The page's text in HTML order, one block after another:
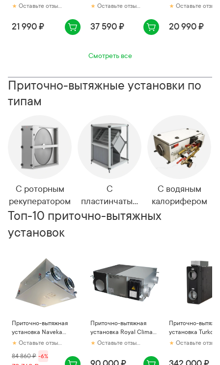
установка Ballu ONEAIR
Оставьте отзыв первым
21 990 ₽
установка Ballu ONEAIR
Оставьте отзыв первым
37 590 ₽
установка Royal
Оставьте отзыв первым
20 990 ₽
Смотреть все
Приточно-вытяжные установки по
типам
С роторным
рекуператором
С
пластинчатым
рекуператором
С водяным
калорифером
Топ-10 приточно-вытяжных
установок
Приточно-вытяжная
установка Naveka
Node9-125(25m)/RP-
M,VAC(D190) Compact с
пультом-термостатом
Оставьте отзыв первым
84 860₽ -6%
Приточно-вытяжная
установка Royal Clima
RCS-300-P 3.0
Оставьте отзыв первым
Приточно-
установка Turkov
Standart X 300 E
Оставьте отзыв первым